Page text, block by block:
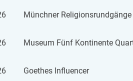
Münch­ner Re­li­gi­ons­rund­gän­ge
Mu­se­um Fünf Kon­ti­nen­te
Goe­thes In­flu­en­cer